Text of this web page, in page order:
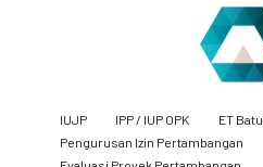
IUJP IPP / IUP OPK ET
Pengurusan Izin Pertambangan